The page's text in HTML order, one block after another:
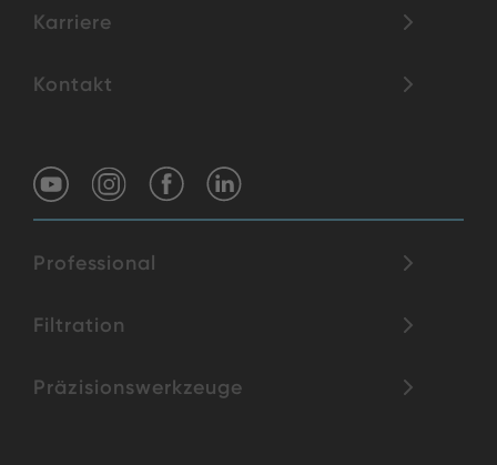
Karriere
Kontakt
Professional
Filtration
Präzisionswerkzeuge